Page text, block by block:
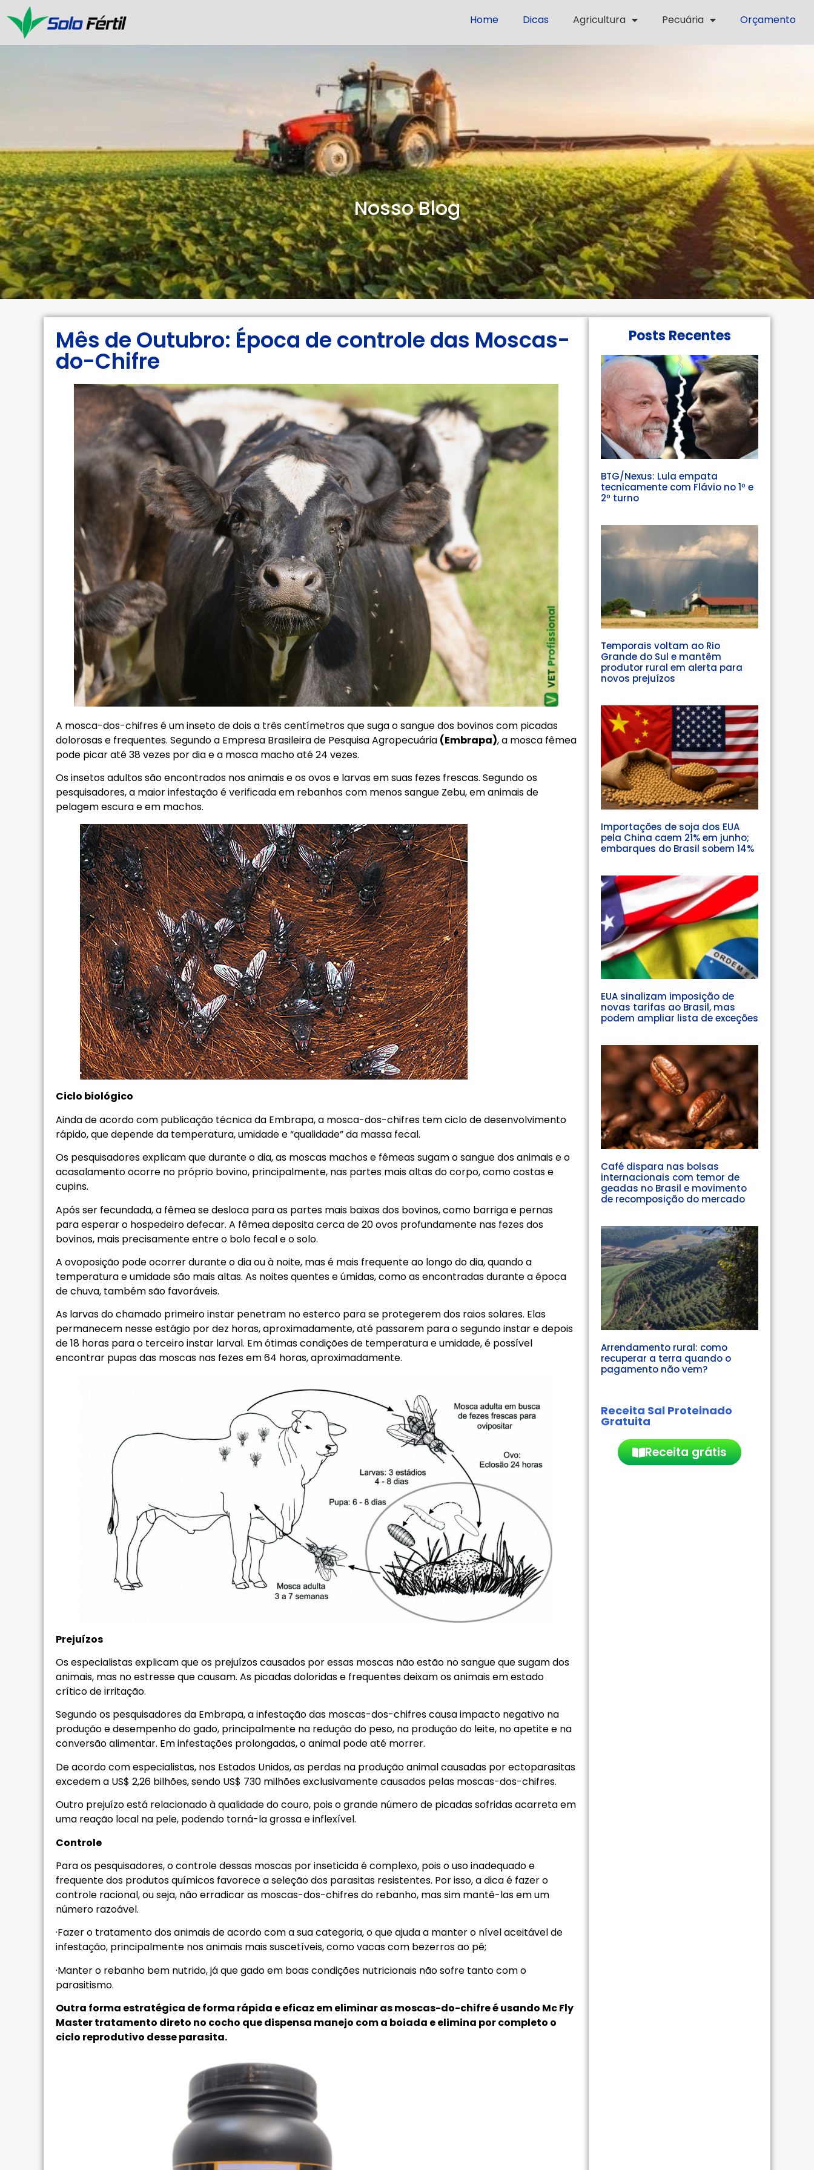
Home Dicas Agricultura Pecuária Orçamento
Nosso Blog
Mês de Outubro: Época de controle das Moscas-
do-Chifre
A mosca-dos-chifres é um inseto de dois a três centímetros que suga o sangue dos bovinos com picadas
dolorosas e frequentes. Segundo a Empresa Brasileira de Pesquisa Agropecuária (Embrapa), a mosca fêmea
pode picar até 38 vezes por dia e a mosca macho até 24 vezes.
Os insetos adultos são encontrados nos animais e os ovos e larvas em suas fezes frescas. Segundo os
pesquisadores, a maior infestação é verificada em rebanhos com menos sangue Zebu, em animais de
pelagem escura e em machos.
Ciclo biológico
Ainda de acordo com publicação técnica da Embrapa, a mosca-dos-chifres tem ciclo de desenvolvimento
rápido, que depende da temperatura, umidade e “qualidade” da massa fecal.
Os pesquisadores explicam que durante o dia, as moscas machos e fêmeas sugam o sangue dos animais e o
acasalamento ocorre no próprio bovino, principalmente, nas partes mais altas do corpo, como costas e
cupins.
Após ser fecundada, a fêmea se desloca para as partes mais baixas dos bovinos, como barriga e pernas
para esperar o hospedeiro defecar. A fêmea deposita cerca de 20 ovos profundamente nas fezes dos
bovinos, mais precisamente entre o bolo fecal e o solo.
A ovoposição pode ocorrer durante o dia ou à noite, mas é mais frequente ao longo do dia, quando a
temperatura e umidade são mais altas. As noites quentes e úmidas, como as encontradas durante a época
de chuva, também são favoráveis.
As larvas do chamado primeiro instar penetram no esterco para se protegerem dos raios solares. Elas
permanecem nesse estágio por dez horas, aproximadamente, até passarem para o segundo instar e depois
de 18 horas para o terceiro instar larval. Em ótimas condições de temperatura e umidade, é possível
encontrar pupas das moscas nas fezes em 64 horas, aproximadamente.
Prejuízos
Os especialistas explicam que os prejuízos causados por essas moscas não estão no sangue que sugam dos
animais, mas no estresse que causam. As picadas doloridas e frequentes deixam os animais em estado
crítico de irritação.
Segundo os pesquisadores da Embrapa, a infestação das moscas-dos-chifres causa impacto negativo na
produção e desempenho do gado, principalmente na redução do peso, na produção do leite, no apetite e na
conversão alimentar. Em infestações prolongadas, o animal pode até morrer.
De acordo com especialistas, nos Estados Unidos, as perdas na produção animal causadas por ectoparasitas
excedem a US$ 2,26 bilhões, sendo US$ 730 milhões exclusivamente causados pelas moscas-dos-chifres.
Outro prejuízo está relacionado à qualidade do couro, pois o grande número de picadas sofridas acarreta em
uma reação local na pele, podendo torná-la grossa e inflexível.
Controle
Para os pesquisadores, o controle dessas moscas por inseticida é complexo, pois o uso inadequado e
frequente dos produtos químicos favorece a seleção dos parasitas resistentes. Por isso, a dica é fazer o
controle racional, ou seja, não erradicar as moscas-dos-chifres do rebanho, mas sim mantê-las em um
número razoável.
·Fazer o tratamento dos animais de acordo com a sua categoria, o que ajuda a manter o nível aceitável de
infestação, principalmente nos animais mais suscetíveis, como vacas com bezerros ao pé;
·Manter o rebanho bem nutrido, já que gado em boas condições nutricionais não sofre tanto com o
parasitismo.
Outra forma estratégica de forma rápida e eficaz em eliminar as moscas-do-chifre é usando Mc Fly
Master tratamento direto no cocho que dispensa manejo com a boiada e elimina por completo o
ciclo reprodutivo desse parasita.
Posts Recentes
BTG/Nexus: Lula empata
tecnicamente com Flávio no 1º e
2º turno
Temporais voltam ao Rio
Grande do Sul e mantêm
produtor rural em alerta para
novos prejuízos
Importações de soja dos EUA
pela China caem 21% em junho;
embarques do Brasil sobem 14%
EUA sinalizam imposição de
novas tarifas ao Brasil, mas
podem ampliar lista de exceções
Café dispara nas bolsas
internacionais com temor de
geadas no Brasil e movimento
de recomposição do mercado
Arrendamento rural: como
recuperar a terra quando o
pagamento não vem?
Receita Sal Proteinado
Gratuita
Receita grátis